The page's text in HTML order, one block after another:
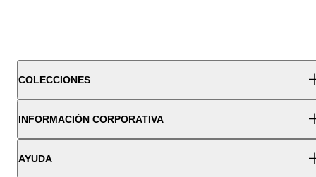
COLECCIONES
INFORMACIÓN CORPORATIVA
AYUDA